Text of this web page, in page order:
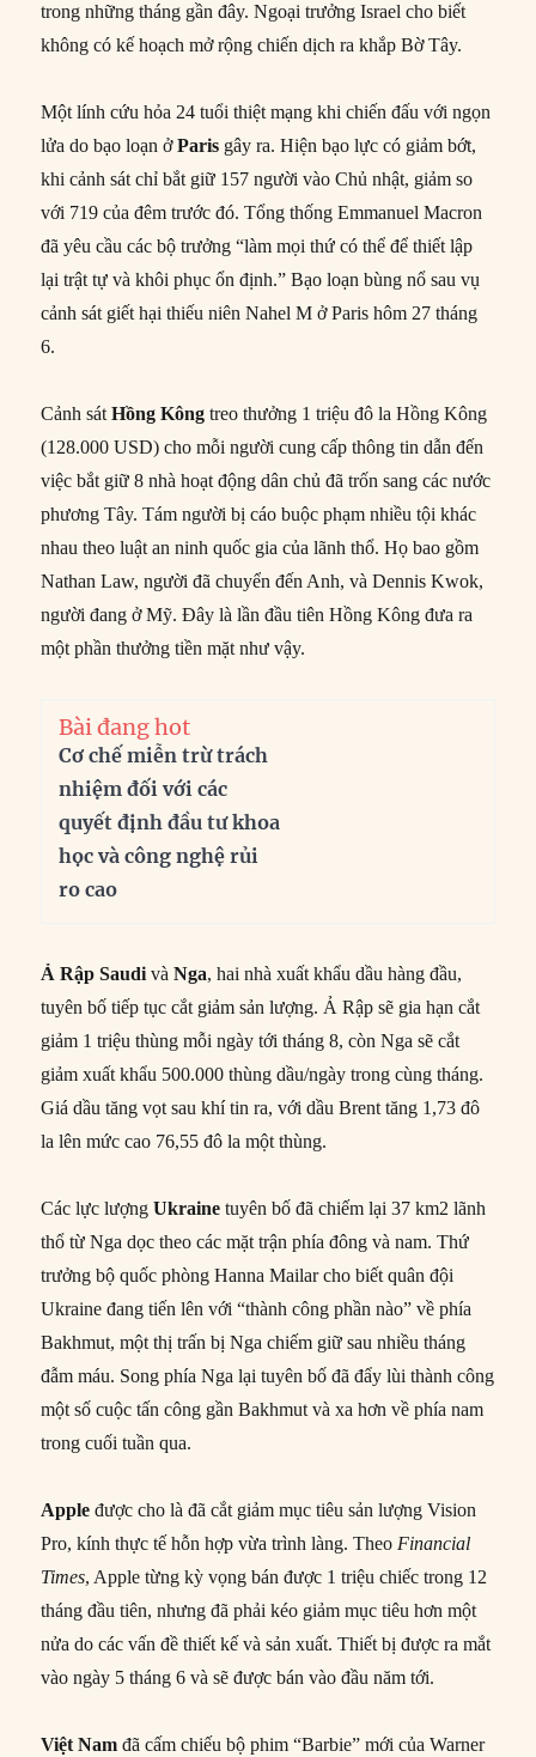
trong những tháng gần đây. Ngoại trưởng Israel cho biết
không có kế hoạch mở rộng chiến dịch ra khắp Bờ Tây.
Một lính cứu hỏa 24 tuổi thiệt mạng khi chiến đấu với ngọn
lửa do bạo loạn ởParis gây ra. Hiện bạo lực có giảm bớt,
khi cảnh sát chỉ bắt giữ 157 người vào Chủ nhật, giảm so
với 719 của đêm trước đó. Tổng thống Emmanuel Macron
đã yêu cầu các bộ trưởng “làm mọi thứ có thể để thiết lập
lại trật tự và khôi phục ổn định.” Bạo loạn bùng nổ sau vụ
cảnh sát giết hại thiếu niên Nahel M ở Paris hôm 27 tháng
6.
Cảnh sátHồng Kôngtreo thưởng 1 triệu đô la Hồng Kông
(128.000 USD) cho mỗi người cung cấp thông tin dẫn đến
việc bắt giữ 8 nhà hoạt động dân chủ đã trốn sang các nước
phương Tây. Tám người bị cáo buộc phạm nhiều tội khác
nhau theo luật an ninh quốc gia của lãnh thổ. Họ bao gồm
Nathan Law, người đã chuyển đến Anh, và Dennis Kwok,
người đang ở Mỹ. Đây là lần đầu tiên Hồng Kông đưa ra
một phần thưởng tiền mặt như vậy.
Bài đang hot
Cơ chế miễn trừ trách
nhiệm đối với các
quyết định đầu tư khoa
học và công nghệ rủi
ro cao
Ả Rập SaudivàNga, hai nhà xuất khẩu dầu hàng đầu,
tuyên bố tiếp tục cắt giảm sản lượng. Ả Rập sẽ gia hạn cắt
giảm 1 triệu thùng mỗi ngày tới tháng 8, còn Nga sẽ cắt
giảm xuất khẩu 500.000 thùng dầu/ngày trong cùng tháng.
Giá dầu tăng vọt sau khí tin ra, với dầu Brent tăng 1,73 đô
la lên mức cao 76,55 đô la một thùng.
Các lực lượngUkraine tuyên bố đã chiếm lại 37 km2 lãnh
thổ từ Nga dọc theo các mặt trận phía đông và nam. Thứ
trưởng bộ quốc phòng Hanna Mailar cho biết quân đội
Ukraine đang tiến lên với “thành công phần nào” về phía
Bakhmut, một thị trấn bị Nga chiếm giữ sau nhiều tháng
đẫm máu. Song phía Nga lại tuyên bố đã đẩy lùi thành công
một số cuộc tấn công gần Bakhmut và xa hơn về phía nam
trong cuối tuần qua.
Apple được cho là đã cắt giảm mục tiêu sản lượng Vision
Pro, kính thực tế hỗn hợp vừa trình làng. TheoFinancial
Times, Apple từng kỳ vọng bán được 1 triệu chiếc trong 12
tháng đầu tiên, nhưng đã phải kéo giảm mục tiêu hơn một
nửa do các vấn đề thiết kế và sản xuất. Thiết bị được ra mắt
vào ngày 5 tháng 6 và sẽ được bán vào đầu năm tới.
Việt Nam đã cấm chiếu bộ phim “Barbie” mới của Warner